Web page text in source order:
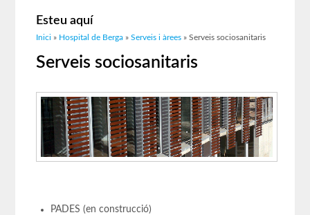
Esteu aquí
Inici » Hospital de Berga »Serveis i àrees » Serveis sociosanitaris
Serveis sociosanitaris
PADES (en construcció)